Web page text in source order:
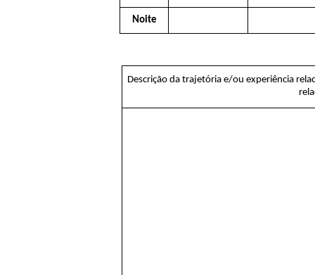
Noite
Descrição da trajetória e/ou experiência